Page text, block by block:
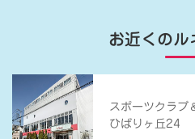
お近くのル
スポーツクラブ
ひばりヶ丘24